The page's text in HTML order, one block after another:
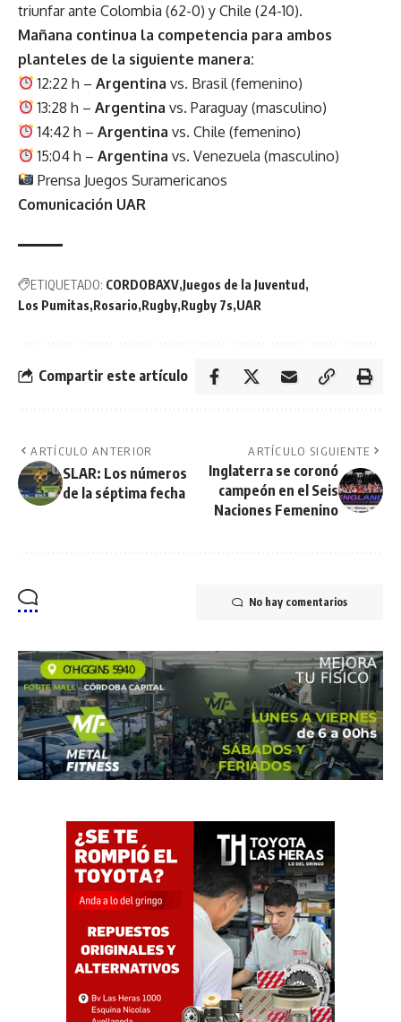
triunfar ante Colombia (62-0) y Chile (24-10).
Mañana continua la competencia para ambos
planteles de la siguiente manera:
12:22 h –Argentina vs. Brasil (femenino)
13:28 h –Argentina vs. Paraguay (masculino)
14:42 h –Argentina vs. Chile (femenino)
15:04 h –Argentina vs. Venezuela (masculino)
Prensa Juegos Suramericanos
Comunicación UAR
ETIQUETADO: CORDOBAXV Juegos de la Juventud
Los Pumitas Rosario Rugby Rugby 7s UAR
Compartir este artículo
ARTÍCULO ANTERIOR
SLAR: Los números
de la séptima fecha
ARTÍCULO SIGUIENTE
Inglaterra se coronó
campeón en el Seis
Naciones Femenino
No hay comentarios